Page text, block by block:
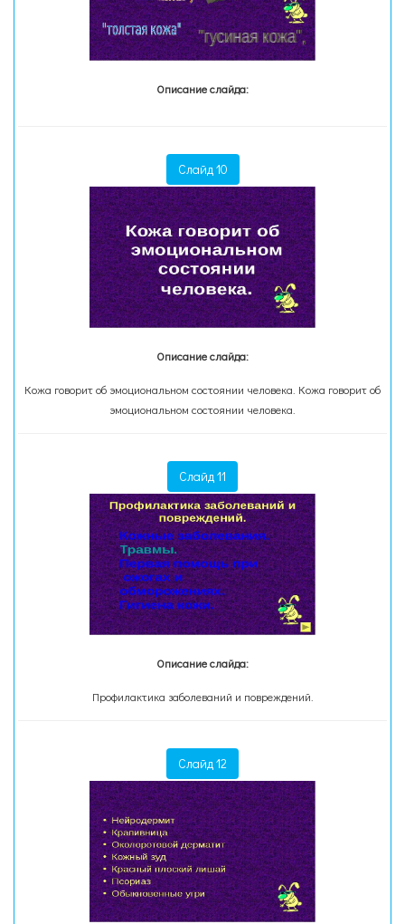
Описание слайда:
Слайд 10
Описание слайда:
Кожа говорит об эмоциональном состоянии человека. Кожа говорит об
эмоциональном состоянии человека.
Слайд 11
Описание слайда:
Профилактика заболеваний и повреждений.
Слайд 12